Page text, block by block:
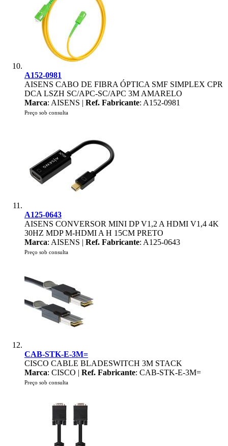
A152-0981
AISENS CABO DE FIBRA ÓPTICA SMF SIMPLEX CPR
DCA LSZH SC/APC-SC/APC 3M AMARELO
Marca: AISENS | Ref. Fabricante: A152-0981
Preço sob consulta
A125-0643
AISENS CONVERSOR MINI DP V1,2 A HDMI V1,4 4K
30HZ MDP M-HDMI A H 15CM PRETO
Marca: AISENS | Ref. Fabricante: A125-0643
Preço sob consulta
CAB-STK-E-3M=
CISCO CABLE BLADESWITCH 3M STACK
Marca: CISCO | Ref. Fabricante: CAB-STK-E-3M=
Preço sob consulta